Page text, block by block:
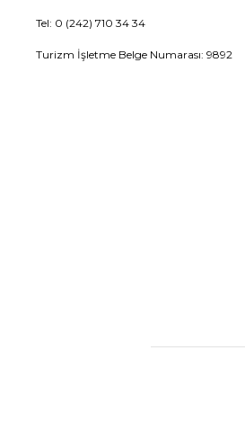
Tel: 0 (242) 710 34 34
Turizm İşletme Belge Numarası: 9892